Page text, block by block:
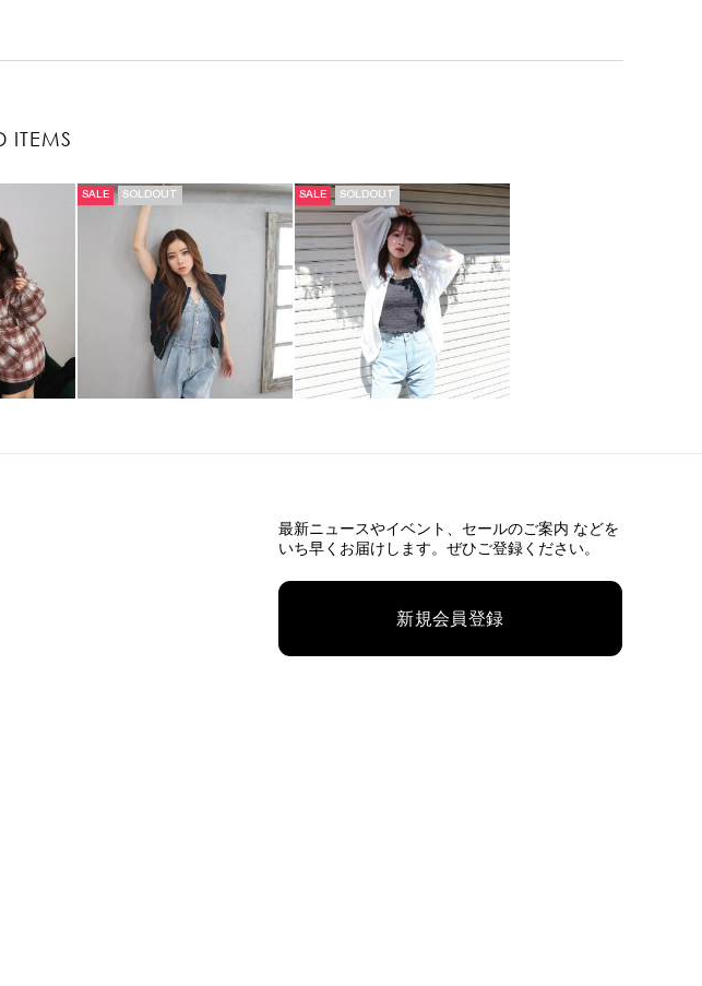
ITEMS
SALE SOLDOUT SALE SOLDOUT
最新ニュースやイベント、 セールのご案内 などを
いち早くお届けします。ぜひご登録ください。
新規会員登録